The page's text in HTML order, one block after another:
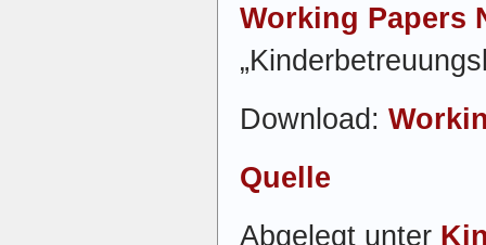
Working Papers
Download:
Quelle
Abgelegt unter